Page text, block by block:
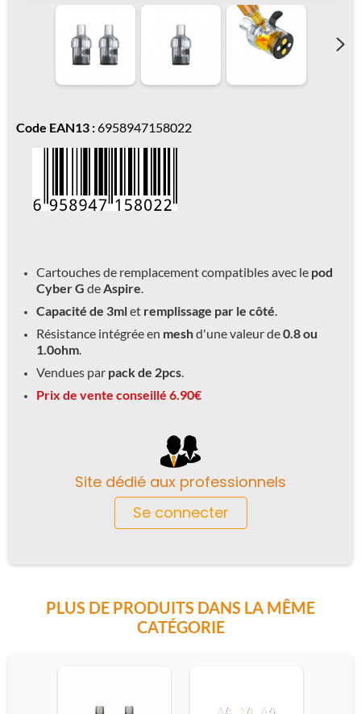
Code EAN13 :6958947158022
Cartouches de remplacement compatibles avec le pod
Cyber G deAspire.
Capacité de 3mlet remplissage par le côté.
Résistance intégrée en meshd'une valeur de0.8 ou
1.0ohm.
Vendues par pack de 2pcs.
Prix de vente conseillé 6.90€
Site dédié aux professionnels
Se connecter
PLUS DE PRODUITS DANS LA MÊME
CATÉGORIE